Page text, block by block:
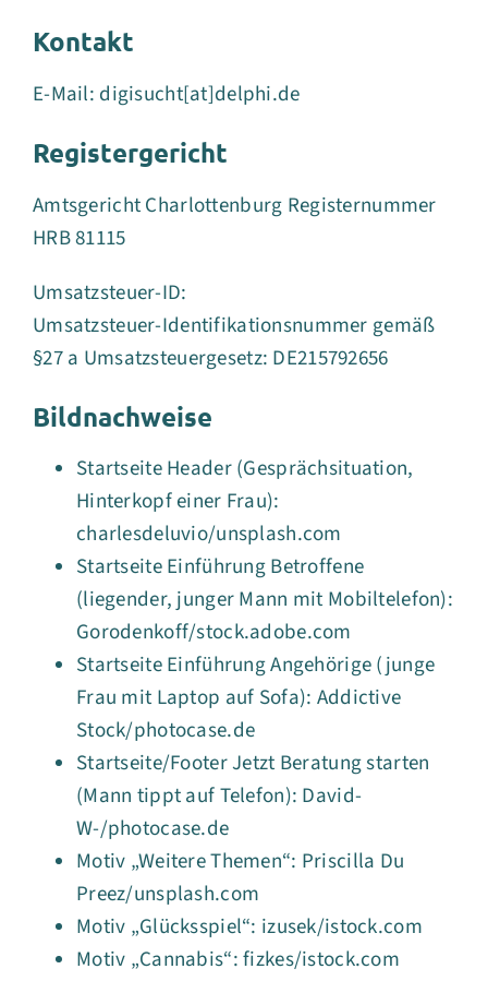
Kontakt
E-Mail: digisucht[at]delphi.de
Registergericht
Amtsgericht Charlottenburg Registernummer
HRB 81115
Umsatzsteuer-ID:
Umsatzsteuer-Identifikationsnummer gemäß
§27 a Umsatzsteuergesetz: DE215792656
Bildnachweise
Startseite Header (Gesprächsituation,
Hinterkopf einer Frau):
charlesdeluvio/unsplash.com
Startseite Einführung Betroffene
(liegender, junger Mann mit Mobiltelefon):
Gorodenkoff/stock.adobe.com
Startseite Einführung Angehörige (junge
Frau mit Laptop auf Sofa): Addictive
Stock/photocase.de
Startseite/Footer Jetzt Beratung starten
(Mann tippt auf Telefon): David-
W-/photocase.de
Motiv „Weitere Themen“: Priscilla Du
Preez/unsplash.com
Motiv „Glücksspiel“: izusek/istock.com
Motiv „Cannabis“: fizkes/istock.com